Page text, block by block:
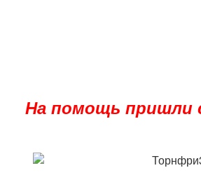
На помощь пришли